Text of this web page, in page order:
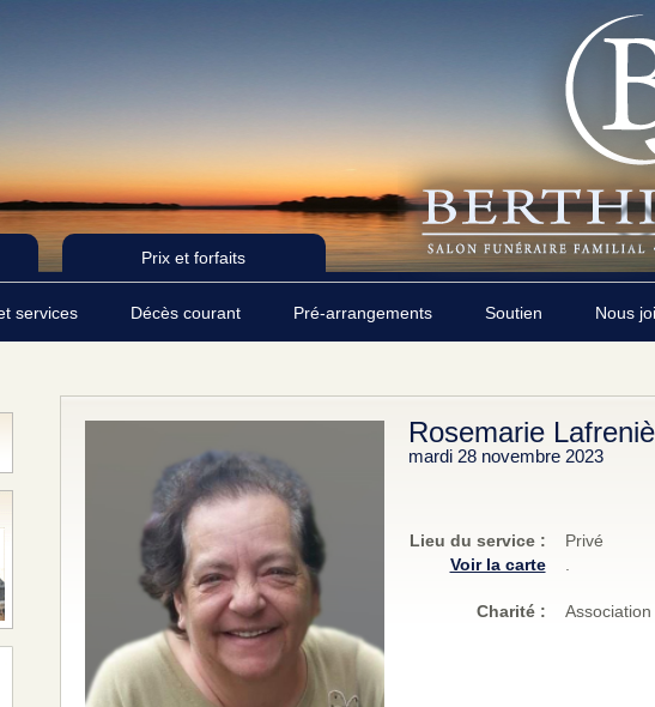
Prix et forfaits
services Décès courant Pré-arrangements Soutien Nous
Rosemarie
mardi 28 novembre 2023
Lieu du service :
Voir la carte
Privé
Charité: